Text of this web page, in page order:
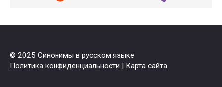
© 2025 Синонимы в русском языке
Политика конфиденциальности | Карта сайта